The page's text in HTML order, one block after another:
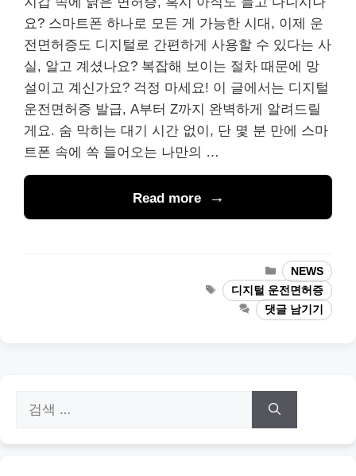
요? 스마트폰 하나로 모든 게 가능한 시대, 이제 운
전면허증도 디지털로 간편하게 사용할 수 있다는 사
실, 알고 계셨나요? 복잡해 보이는 절차 때문에 망
설이고 계신가요? 걱정 마세요! 이 글에서는 디지털
운전면허증 발급, A부터 Z까지 완벽하게 알려드릴
게요. 숨 막히는 대기 시간 없이, 단 몇 분 만에 스마
트폰 속에 쏙 들어오는 나만의 …
Read more
카
테
고
리
NEWS
태
그
디지털 운전면허증
댓글 남기기
색: